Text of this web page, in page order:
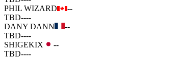
PHIL WIZARD
--
TBD----
DANY DANN
--
TBD----
SHIGEKIX
--
TBD----